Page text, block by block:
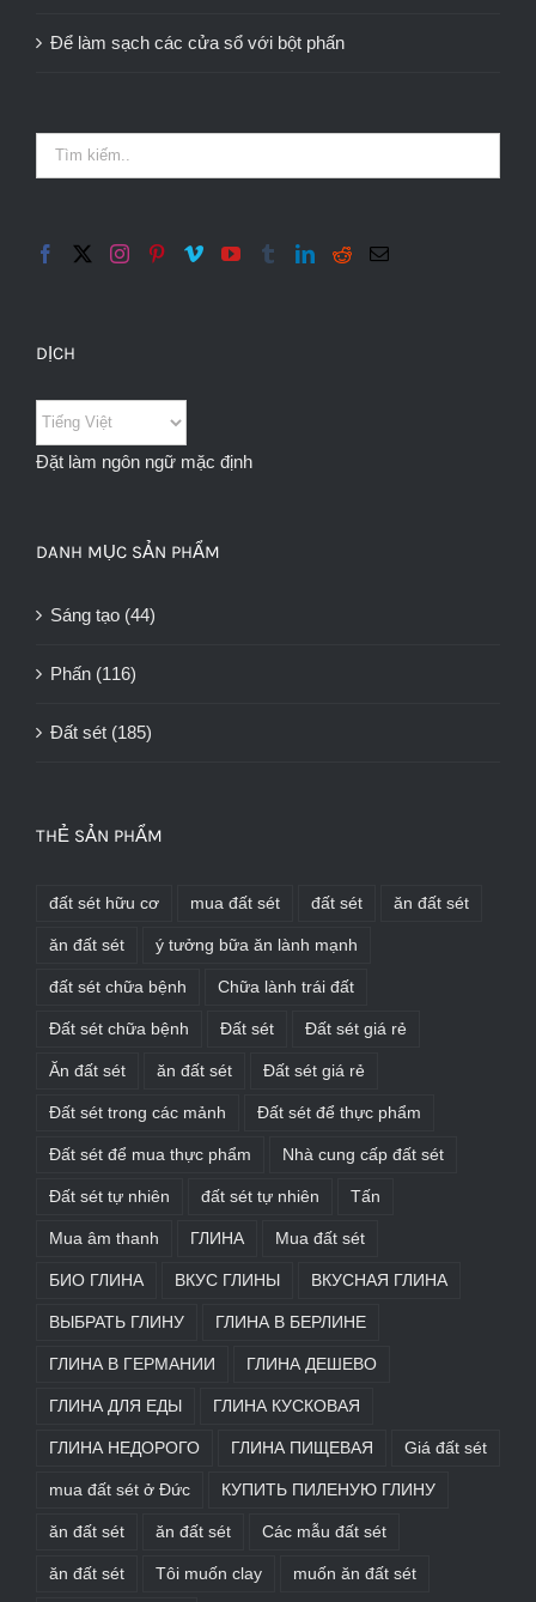
Để làm sạch các cửa sổ với bột phấn
DỊCH
Đặt làm ngôn ngữ mặc định
DANH MỤC SẢN PHẨM
Sáng tạo (44)
Phấn (116)
Đất sét (185)
THẺ SẢN PHẨM
đất sét hữu cơ mua đất sét đất sét ăn đất sét
ăn đất sét ý tưởng bữa ăn lành mạnh
đất sét chữa bệnh Chữa lành trái đất
Đất sét chữa bệnh Đất sét Đất sét giá rẻ
Ăn đất sét ăn đất sét Đất sét giá rẻ
Đất sét trong các mảnh Đất sét để thực phẩm
Đất sét để mua thực phẩm Nhà cung cấp đất sét
Đất sét tự nhiên đất sét tự nhiên Tấn
Mua âm thanh ГЛИНА Mua đất sét
БИО ГЛИНА ВКУС ГЛИНЫ ВКУСНАЯ ГЛИНА
ВЫБРАТЬ ГЛИНУ ГЛИНА В БЕРЛИНЕ
ГЛИНА В ГЕРМАНИИ ГЛИНА ДЕШЕВО
ГЛИНА ДЛЯ ЕДЫ ГЛИНА КУСКОВАЯ
ГЛИНА НЕДОРОГО ГЛИНА ПИЩЕВАЯ Giá đất sét
mua đất sét ở Đức КУПИТЬ ПИЛЕНУЮ ГЛИНУ
ăn đất sét ăn đất sét Các mẫu đất sét
ăn đất sét Tôi muốn clay muốn ăn đất sét